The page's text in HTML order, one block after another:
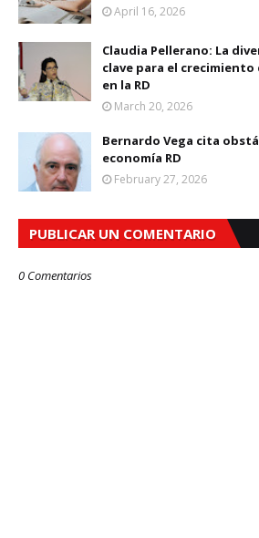
April 16, 2026
Claudia Pellerano: La
clave para el crecimiento
en la RD
March 20, 2026
Bernardo Vega cita
economía RD
February 27, 2026
PUBLICAR UN COMENTARIO
0 Comentarios